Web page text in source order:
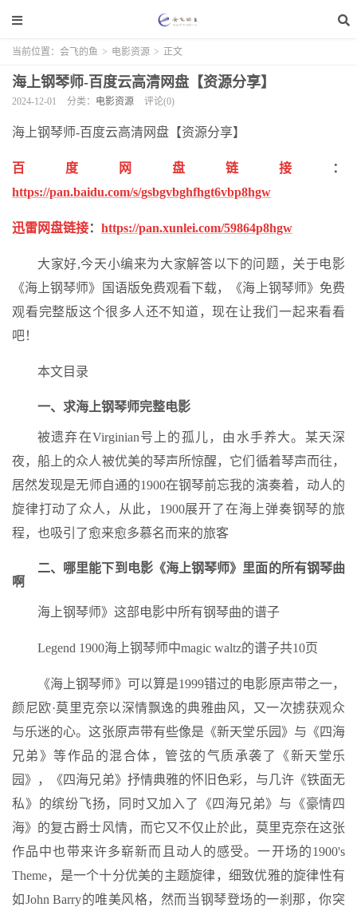
当前位置： 会飞的鱼 > 电影资源 > 正文
海上钢琴师-百度云高清网盘【资源分享】
2024-12-01 分类： 电影资源 评论(0)
海上钢琴师-百度云高清网盘【资源分享】
百度网盘链接
：
https://pan.baidu.com/s/gsbgvbghfhgt6vbp8hgw
迅雷网盘链接： https://pan.xunlei.com/59864p8hgw
大家好,今天小编来为大家解答以下的问题，关于电影
《海上钢琴师》国语版免费观看下载，《海上钢琴师》免费
观看完整版这个很多人还不知道，现在让我们一起来看看
吧！
本文目录
一、求海上钢琴师完整电影
被遗弃在Virginian号上的孤儿，由水手养大。某天深
夜，船上的众人被优美的琴声所惊醒，它们循着琴声而往，
居然发现是无师自通的1900在钢琴前忘我的演奏着，动人的
旋律打动了众人，从此，1900展开了在海上弹奏钢琴的旅
程，也吸引了愈来愈多慕名而来的旅客
二、哪里能下到电影《海上钢琴师》里面的所有钢琴曲
啊
海上钢琴师》这部电影中所有钢琴曲的谱子
Legend 1900海上钢琴师中magic waltz的谱子共10页
《海上钢琴师》可以算是1999错过的电影原声带之一，
颜尼欧·莫里克奈以深情飘逸的典雅曲风，又一次掳获观众
与乐迷的心。这张原声带有些像是《新天堂乐园》与《四海
兄弟》等作品的混合体，管弦的气质承袭了《新天堂乐
园》，《四海兄弟》抒情典雅的怀旧色彩，与几许《铁面无
私》的缤纷飞扬，同时又加入了《四海兄弟》与《豪情四
海》的复古爵士风情，而它又不仅止於此，莫里克奈在这张
作品中也带来许多崭新而且动人的感受。一开场的1900's
Theme，是一个十分优美的主题旋律，细致优雅的旋律性有
如John Barry的唯美风格，然而当钢琴登场的一刹那，你突